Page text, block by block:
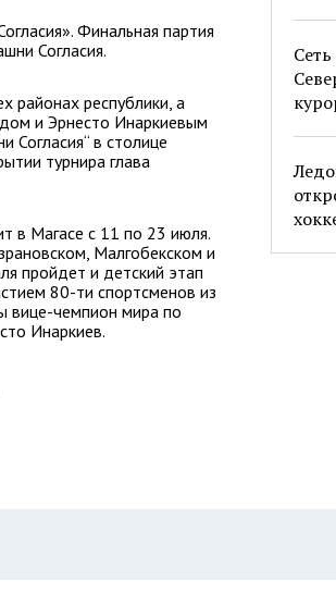
Финальная партия
Согласия.
районах республики, а
и Эрнесто Инаркиевым
Согласия“ в столице
турнира глава
в Магасе с 11 по 23 июля.
Малгобекском и
пройдет и детский этап
80-ти спортсменов из
вице-чемпион мира по
Инаркиев.